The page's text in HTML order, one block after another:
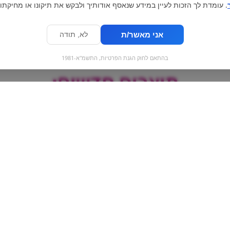
מוצרים חדשים:
. עומדת לך הזכות לעיין במידע שנאסף אודותיך ולבקש את תיקונו או
אני מאשר/ת לא, תודה
בהתאם לחוק הגנת הפרטיות, התשמ"א-1981